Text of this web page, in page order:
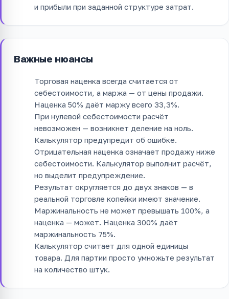
и прибыли при заданной структуре затрат.
Важные нюансы
Торговая наценка всегда считается от
себестоимости, а маржа — от цены продажи.
Наценка 50% даёт маржу всего 33,3%.
При нулевой себестоимости расчёт
невозможен — возникнет деление на ноль.
Калькулятор предупредит об ошибке.
Отрицательная наценка означает продажу ниже
себестоимости. Калькулятор выполнит расчёт,
но выделит предупреждение.
Результат округляется до двух знаков — в
реальной торговле копейки имеют значение.
Маржинальность не может превышать 100%, а
наценка — может. Наценка 300% даёт
маржинальность 75%.
Калькулятор считает для одной единицы
товара. Для партии просто умножьте результат
на количество штук.